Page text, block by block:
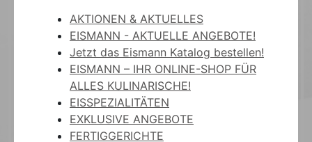
AKTIONEN & AKTUELLES
EISMANN - AKTUELLE ANGEBOTE!
Jetzt das Eismann Katalog bestellen!
EISMANN – IHR ONLINE-SHOP FÜR
ALLES KULINARISCHE!
EISSPEZIALITÄTEN
EXKLUSIVE ANGEBOTE
FERTIGGERICHTE